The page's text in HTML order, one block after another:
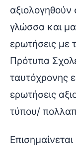
αξιολογηθούν
γλώσσα και
ερωτήσεις με
Πρότυπα
ταυτόχρονης
ερωτήσεις
τύπου/